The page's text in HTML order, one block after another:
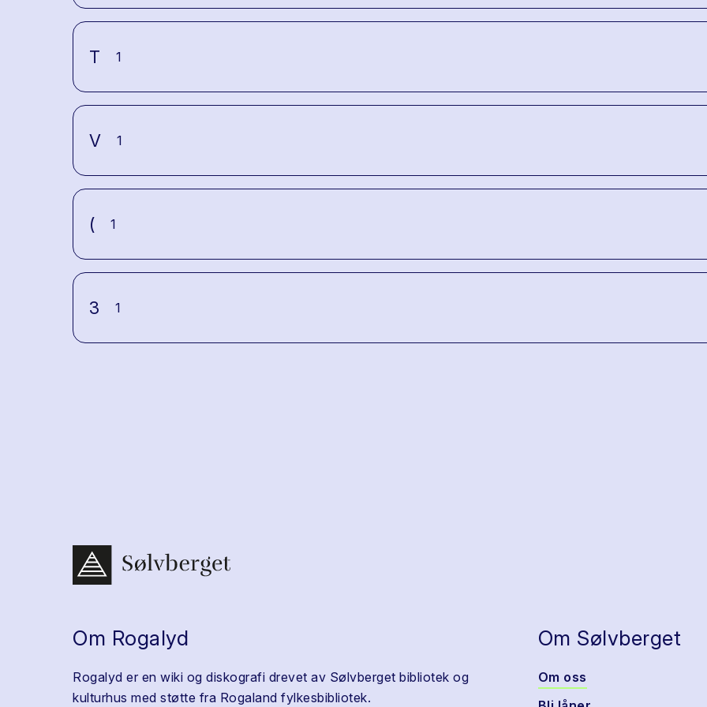
T 1
V 1
( 1
3 1
Om Rogalyd
Rogalyd er en wiki og diskografi drevet av Sølvberget bibliotek og
kulturhus med støtte fra Rogaland fylkesbibliotek.
Om Sølvberget
Om oss